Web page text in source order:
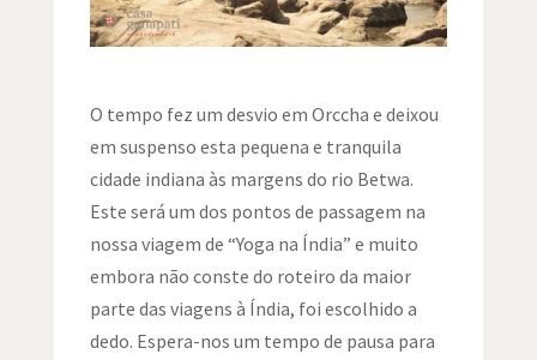
O tempo fez um desvio em Orccha e deixou
em suspenso esta pequena e tranquila
cidade indiana às margens do rio Betwa.
Este será um dos pontos de passagem na
nossa viagem de “Yoga na Índia” e muito
embora não conste do roteiro da maior
parte das viagens à Índia, foi escolhido a
dedo. Espera-nos um tempo de pausa para